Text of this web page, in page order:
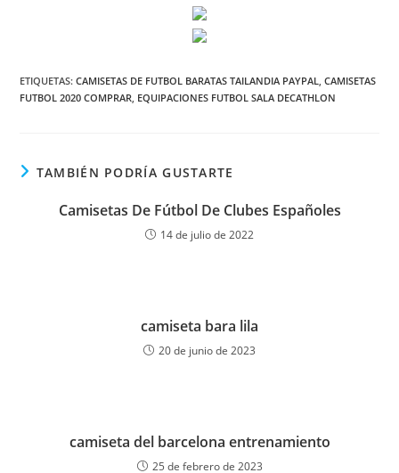
ETIQUETAS:CAMISETAS DE FUTBOL BARATAS TAILANDIA PAYPAL, CAMISETAS
FUTBOL 2020 COMPRAR, EQUIPACIONES FUTBOL SALA DECATHLON
TAMBIÉN PODRÍA GUSTARTE
Camisetas De Fútbol De Clubes Españoles
14 de julio de 2022
camiseta bara lila
20 de junio de 2023
camiseta del barcelona entrenamiento
25 de febrero de 2023